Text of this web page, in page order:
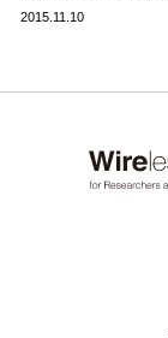
2015.11.10